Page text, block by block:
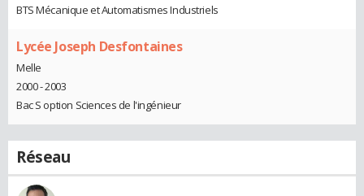
BTS Mécanique et Automatismes Industriels
Lycée Joseph Desfontaines
Melle
2000 - 2003
Bac S option Sciences de l'ingénieur
Réseau